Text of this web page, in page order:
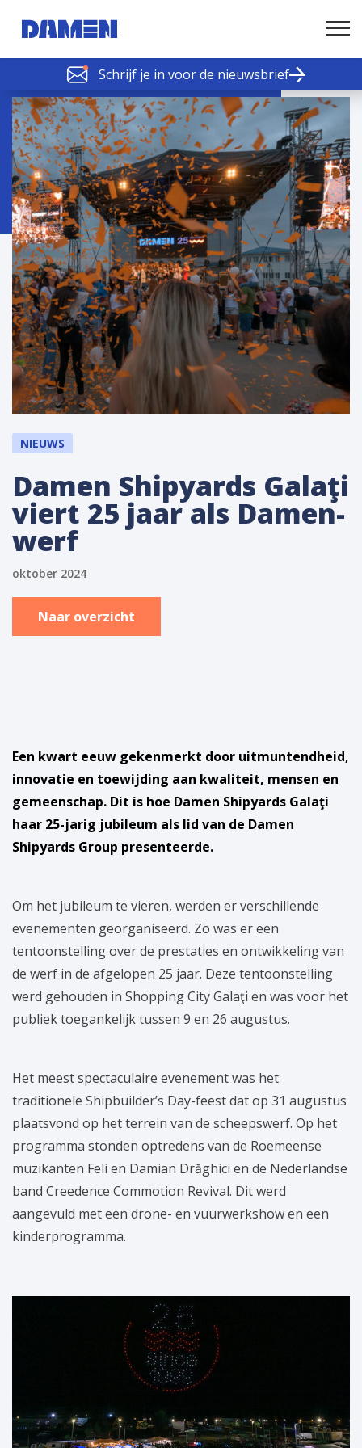
Schrijf je in voor de nieuwsbrief
SCHELDE SCHAKELS
Nieuws of tips
NIEUWS
Damen Shipyards Galaţi
viert 25 jaar als Damen-
werf
oktober 2024
Naar overzicht
Een kwart eeuw gekenmerkt door uitmuntendheid,
innovatie en toewijding aan kwaliteit, mensen en
gemeenschap. Dit is hoe Damen Shipyards Galaţi
haar 25-jarig jubileum als lid van de Damen
Shipyards Group presenteerde.
Om het jubileum te vieren, werden er verschillende
evenementen georganiseerd. Zo was er een
tentoonstelling over de prestaties en ontwikkeling van
de werf in de afgelopen 25 jaar. Deze tentoonstelling
werd gehouden in Shopping City Galaţi en was voor het
publiek toegankelijk tussen 9 en 26 augustus.
Het meest spectaculaire evenement was het
traditionele Shipbuilder’s Day-feest dat op 31 augustus
plaatsvond op het terrein van de scheepswerf. Op het
programma stonden optredens van de Roemeense
muzikanten Feli en Damian Drăghici en de Nederlandse
band Creedence Commotion Revival. Dit werd
aangevuld met een drone- en vuurwerkshow en een
kinderprogramma.